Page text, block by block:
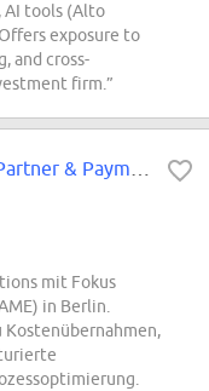
AI tools (Alto
exposure to
and cross-
firm.”
mit Fokus
in Berlin.